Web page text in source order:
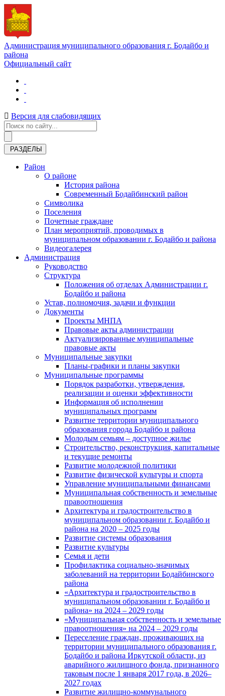
Администрация муниципального образования г. Бодайбо и
района
Официальный сайт
Версия для слабовидящих
РАЗДЕЛЫ
Район
О районе
История района
Современный Бодайбинский район
Символика
Поселения
Почетные граждане
План мероприятий, проводимых в
муниципальном образовании г. Бодайбо и района
Видеогалерея
Администрация
Руководство
Структура
Положения об отделах Администрации г.
Бодайбо и района
Устав, полномочия, задачи и функции
Документы
Проекты МНПА
Правовые акты администрации
Актуализированные муниципальные
правовые акты
Муниципальные закупки
Планы-графики и планы закупки
Муниципальные программы
Порядок разработки, утверждения,
реализации и оценки эффективности
Информация об исполнении
муниципальных программ
Развитие территории муниципального
образования города Бодайбо и района
Молодым семьям – доступное жилье
Строительство, реконструкция, капитальные
и текущие ремонты
Развитие молодежной политики
Развитие физической культуры и спорта
Управление муниципальными финансами
Муниципальная собственность и земельные
правоотношения
Архитектура и градостроительство в
муниципальном образовании г. Бодайбо и
района на 2020 – 2025 годы
Развитие системы образования
Развитие культуры
Семья и дети
Профилактика социально-значимых
заболеваний на территории Бодайбинского
района
«Архитектура и градостроительство в
муниципальном образовании г. Бодайбо и
района» на 2024 – 2029 годы
«Муниципальная собственность и земельные
правоотношения» на 2024 – 2029 годы
Переселение граждан, проживающих на
территории муниципального образования г.
Бодайбо и района Иркутской области, из
аварийного жилищного фонда, признанного
таковым после 1 января 2017 года, в 2026–
2027 годах
Развитие жилищно-коммунального